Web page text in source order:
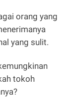
orang yang
yang sulit.
tokoh